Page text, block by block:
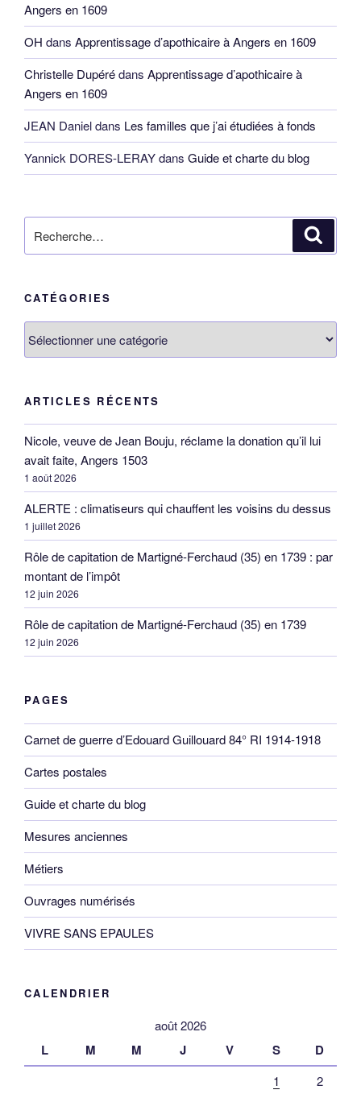
Angers en 1609
OH dans Apprentissage d’apothicaire à Angers en 1609
Christelle Dupérédans Apprentissage d’apothicaire à
Angers en 1609
JEAN Danieldans Les familles que j’ai étudiées à fonds
Yannick DORES-LERAYdans Guide et charte du blog
pour
CATÉGORIES
ARTICLES RÉCENTS
Nicole, veuve de Jean Bouju, réclame la donation qu’il lui
avait faite, Angers 1503
1 août 2026
ALERTE : climatiseurs qui chauffent les voisins du dessus
1 juillet 2026
Rôle de capitation de Martigné-Ferchaud (35) en 1739 : par
montant de l’impôt
12 juin 2026
Rôle de capitation de Martigné-Ferchaud (35) en 1739
12 juin 2026
PAGES
Carnet de guerre d’Edouard Guillouard 84° RI 1914-1918
Cartes postales
Guide et charte du blog
Mesures anciennes
Métiers
Ouvrages numérisés
VIVRE SANS EPAULES
CALENDRIER
août 2026
L M M J V S D
1 2